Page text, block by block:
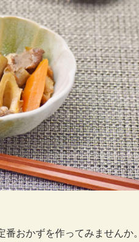
おかずを作ってみませんか。